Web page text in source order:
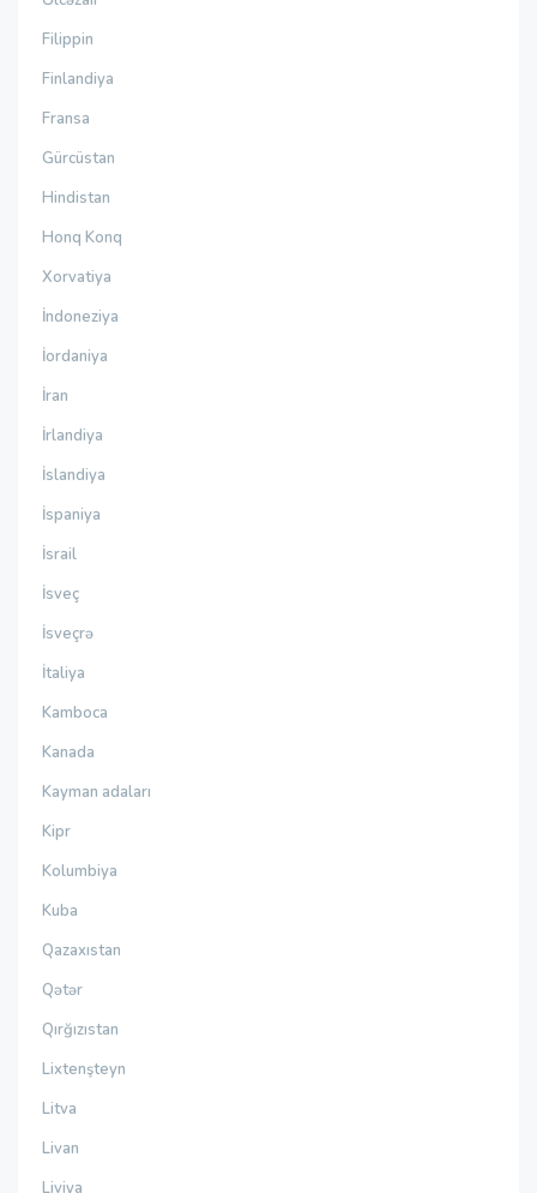
Filippin
Finlandiya
Fransa
Gürcüstan
Hindistan
Honq Konq
Xorvatiya
İndoneziya
İordaniya
İran
İrlandiya
İslandiya
İspaniya
İsrail
İsveç
İsveçrə
İtaliya
Kamboca
Kanada
Kayman adaları
Kipr
Kolumbiya
Kuba
Qazaxıstan
Qətər
Qırğızıstan
Lixtenşteyn
Litva
Livan
Liviya